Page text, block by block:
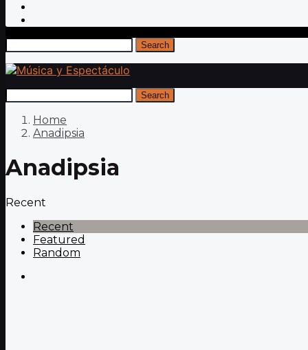
Search
Search
Home
Anadipsia
Anadipsia
Recent
Recent
Featured
Random